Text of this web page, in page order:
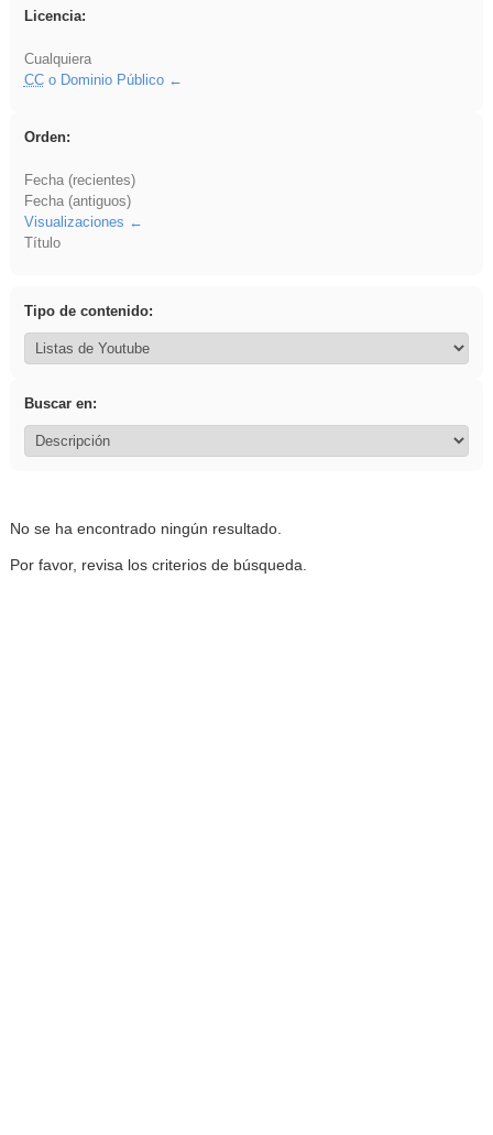
Licencia:
Cualquiera
CCo Dominio Público
Orden:
Fecha (recientes)
Fecha (antiguos)
Visualizaciones
Título
Tipo de contenido:
Buscar en:
No se ha encontrado ningún resultado.
Por favor, revisa los criterios de búsqueda.